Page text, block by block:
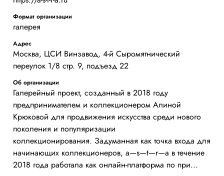
Формат организации
галерея
Адрес
Москва, ЦСИ Винзавод, 4-й Сыромятнический
переулок 1/8 стр. 9, подъезд 22
Об организации
Галерейный проект, созданный в 2018 году
предпринимателем и коллекционером Алиной
Крюковой для продвижения искусства среди нового
поколения и популяризации
коллекционирования. Задуманная как точка входа для
начинающих коллекционеров, a—s—t—r—a в течение
2018 года работала как онлайн-платформа по при...